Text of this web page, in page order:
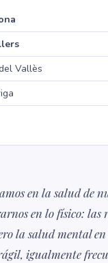
en la salud de
en lo físico:
la salud mental en
igualmente
Vallès